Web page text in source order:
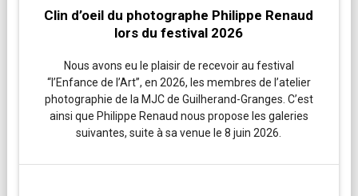
Clin d’oeil du photographe Philippe Renaud
lors du festival 2026
Nous avons eu le plaisir de recevoir au festival
“l’Enfance de l’Art”, en 2026, les membres de l’atelier
photographie de la MJC de Guilherand-Granges. C’est
ainsi que Philippe Renaud nous propose les galeries
suivantes, suite à sa venue le 8 juin 2026.